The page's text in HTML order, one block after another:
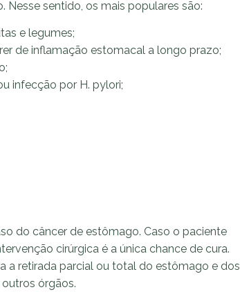
sentido, os mais populares são:
e legumes;
de inflamação estomacal a longo prazo;
infecção por H. pylori;
do câncer de estômago. Caso o paciente
cirúrgica é a única chance de cura.
a retirada parcial ou total do estômago e dos
órgãos.